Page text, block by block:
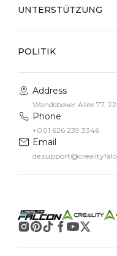
UNTERSTÜTZUNG
POLITIK
Address
Wandsbeker Allee 77,
Phone
+001 626 239 3346
Email